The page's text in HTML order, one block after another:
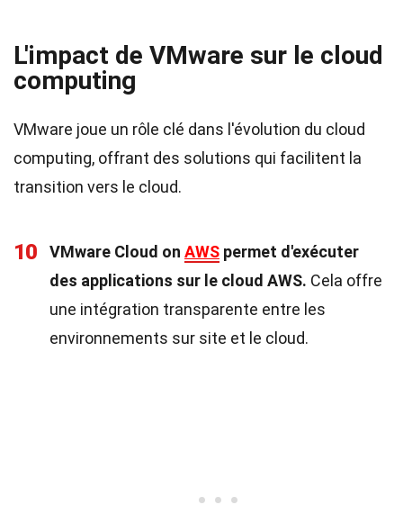
L'impact de VMware sur le cloud
computing
VMware joue un rôle clé dans l'évolution du cloud
computing, offrant des solutions qui facilitent la
transition vers le cloud.
10 VMware Cloud on AWS permet d'exécuter
des applications sur le cloud AWS. Cela offre
une intégration transparente entre les
environnements sur site et le cloud.